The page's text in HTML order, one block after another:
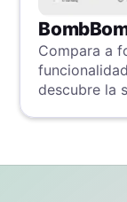
Compara a
descubre la